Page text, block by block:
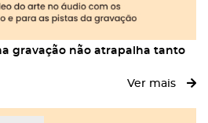
gravação não atrapalha tanto
Ver mais